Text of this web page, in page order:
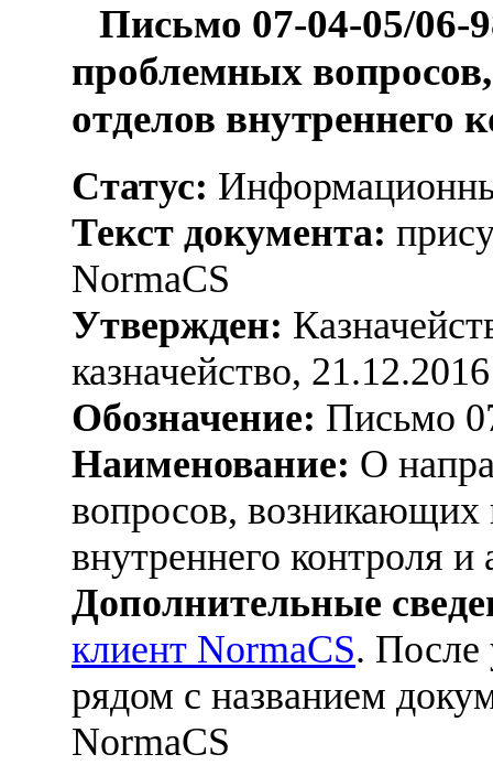
Письмо 07-04-05/06-
проблемных
отделов внутреннего
Статус:
Текст документа:
NormaCS
Утвержден:
казначейство, 21.12.2016
Обозначение: Письмо
Наименование: О
вопросов, возникающих
внутреннего контроля и
Дополнительные
клиент NormaCS. После
рядом с названием
NormaCS